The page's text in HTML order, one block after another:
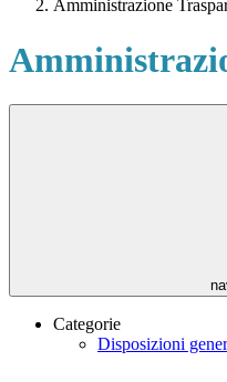
Amministrazione
Categorie
Disposizioni